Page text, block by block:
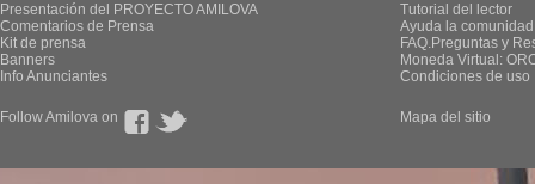
Presentación del PROYECTO AMILOVA
Comentarios de Prensa
Kit de prensa
Banners
Info Anunciantes
Tutorial del lector
Ayuda la
FAQ.Preguntas y
Moneda Virtual:
Condiciones de uso
Follow Amilova on Mapa del sitio